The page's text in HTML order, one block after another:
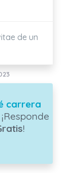
de un
carrera
!